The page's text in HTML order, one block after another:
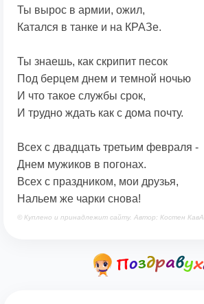
Ты вырос в армии, ожил,
Катался в танке и на КРАЗе.
Ты знаешь, как скрипит песок
Под берцем днем и темной ночью
И что такое службы срок,
И трудно ждать как с дома почту.
Всех с двадцать третьим февраля -
Днем мужиков в погонах.
Всех с праздником, мои друзья,
Нальем же чарки снова!
© Куплено и принадлежит сайту. Автор: Костен КавА